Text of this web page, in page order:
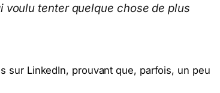
voulu tenter quelque chose de plus
sur LinkedIn, prouvant que, parfois, un peu